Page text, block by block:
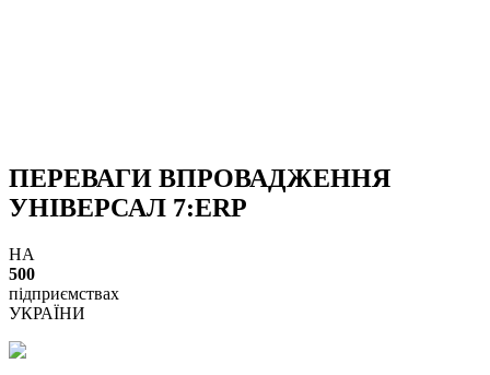
ПЕРЕВАГИ ВПРОВАДЖЕННЯ
УНІВЕРСАЛ 7:ERP
НА
500
підприємствах
УКРАЇНИ